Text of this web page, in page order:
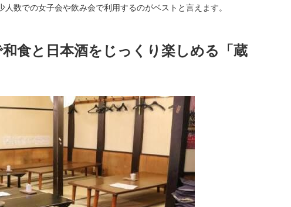
数での女子会や飲み会で利用するのがベストと言えます。
食と日本酒をじっくり楽しめる「蔵